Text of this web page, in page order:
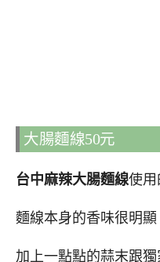
大腸麵線50元
台中麻辣大腸麵線使用
麵線本身的香味很明顯
加上一點點的蒜末跟